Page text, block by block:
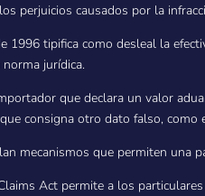
perjuicios causados por la
1996 tipifica como desleal la
jurídica.
que declara un valor
consigna otro dato falso,
mecanismos que permiten una
Act permite a los